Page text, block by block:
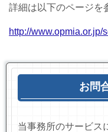
詳細は以下のページを
http://www.opmia.or.jp/
お問
当事務所のサービス